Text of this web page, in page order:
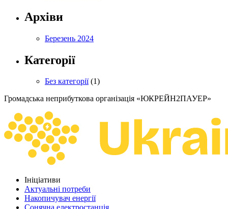
Архіви
Березень 2024
Категорії
Без категорії(1)
Громадська неприбуткова організація «ЮКРЕЙН2ПАУЕР»
Ініціативи
Актуальні потреби
Накопичувач енергії